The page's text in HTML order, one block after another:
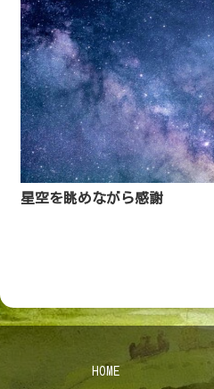
星空を眺めながら感謝
HOME